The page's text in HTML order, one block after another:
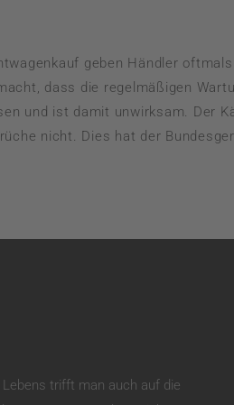
geben Händler
dass die regelmäßigen
und ist damit unwirksam. Der
nicht. Dies hat der
Lebens trifft man auch auf die